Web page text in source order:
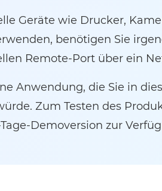
Geräte wie Drucker,
benötigen Sie
Remote-Port über ein
Anwendung, die Sie in
Zum Testen des
Demoversion zur